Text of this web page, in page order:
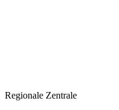
Regionale Zentrale